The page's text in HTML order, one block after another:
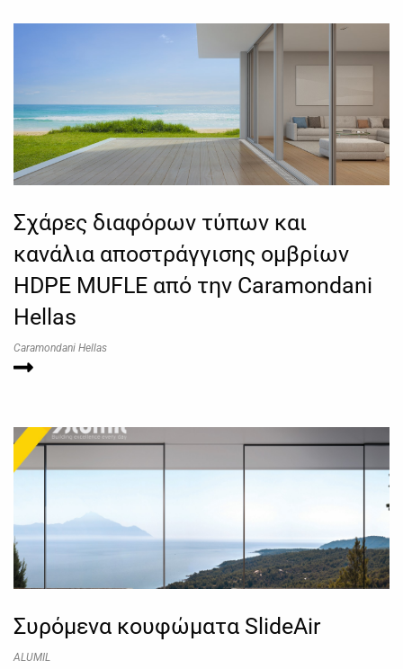
Σχάρες διαφόρων τύπων και
κανάλια αποστράγγισης ομβρίων
HDPE MUFLE από την Caramondani
Hellas
Caramondani Hellas
Συρόμενα κουφώματα SlideAir
ALUMIL